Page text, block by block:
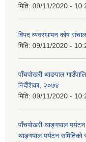
मिति: 09/11/2020 -
विपद व्यवस्थापन कोष
मिति: 09/11/2020 -
पाँचपोखरी थाङपाल
निर्देशिका, २०७४
मिति: 09/11/2020 -
पाँचपोखरी थाङ्गपाल
थाङ्गपाल पर्यटन समितिको